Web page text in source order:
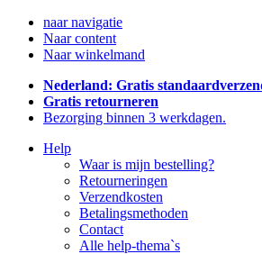
naar navigatie
Naar content
Naar winkelmand
Nederland: Gratis
Gratis retourneren
Bezorging binnen 3 werkdagen.
Help
Waar is mijn bestelling?
Retourneringen
Verzendkosten
Betalingsmethoden
Contact
Alle help-thema`s